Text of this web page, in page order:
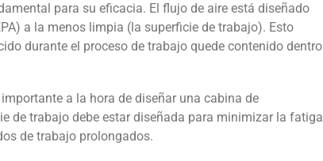
para su eficacia. El flujo de aire está diseñado
a la menos limpia (la superficie de trabajo). Esto
durante el proceso de trabajo quede contenido dentro
a la hora de diseñar una cabina de
de trabajo debe estar diseñada para minimizar la fatiga
de trabajo prolongados.